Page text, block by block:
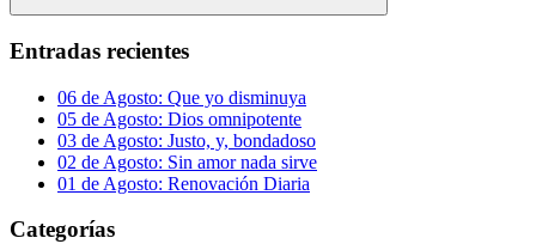
Buscar
Entradas recientes
06 de Agosto: Que yo disminuya
05 de Agosto: Dios omnipotente
03 de Agosto: Justo, y, bondadoso
02 de Agosto: Sin amor nada sirve
01 de Agosto: Renovación Diaria
Categorías